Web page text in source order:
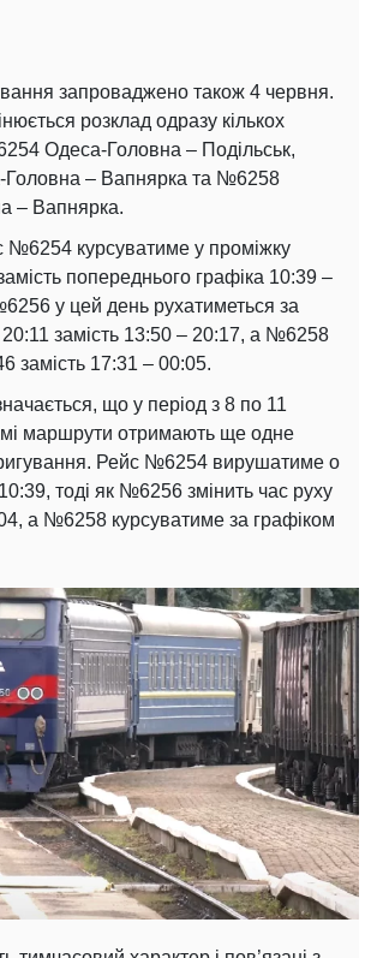
запроваджено також 4 червня.
розклад одразу кількох
Одеса-Головна – Подільськ,
– Вапнярка та №6258
– Вапнярка.
№6254 курсуватиме у проміжку
попереднього графіка 10:39 –
у цей день рухатиметься за
замість 13:50 – 20:17, а №6258
замість 17:31 – 00:05.
що у період з 8 по 11
маршрути отримають ще одне
Рейс №6254 вирушатиме о
тоді як №6256 змінить час руху
а №6258 курсуватиме за графіком